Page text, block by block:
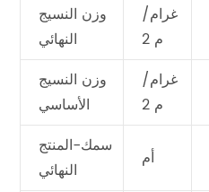
وزن النسيج
النهائي
غرام/
م 2
وزن النسيج
الأساسي
غرام/
م 2
سمك-المنتج
النهائي
أم